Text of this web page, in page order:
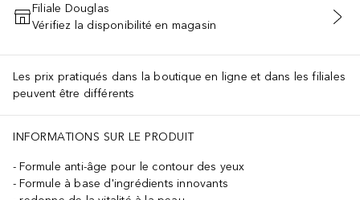
AJOUTER AU PANIER
Filiale Douglas
Vérifiez la disponibilité en magasin
Les prix pratiqués dans la boutique en ligne et dans les filiales
peuvent être différents
INFORMATIONS SUR LE PRODUIT
Formule anti-âge pour le contour des yeux
Formule à base d'ingrédients innovants